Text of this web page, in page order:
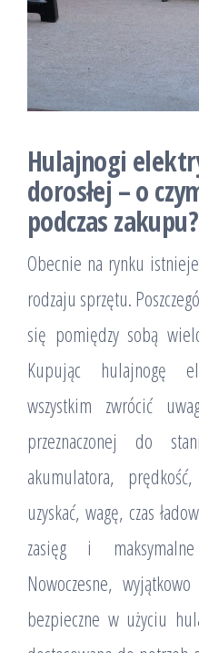
Hulajnogi
dorosłej – o
podczas zakupu?
Obecnie na rynku
rodzaju sprzętu.
się pomiędzy sobą
Kupując hulajnogę
wszystkim zwrócić
przeznaczonej do
akumulatora,
uzyskać, wagę, czas
zasięg i
Nowoczesne,
bezpieczne w użyciu